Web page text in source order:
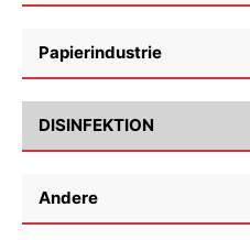
Papierindustrie
DISINFEKTION
Andere